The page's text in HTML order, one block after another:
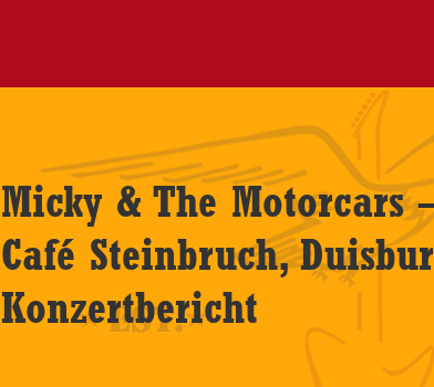
Micky & The Motorcars
Café Steinbruch,
Konzertbericht